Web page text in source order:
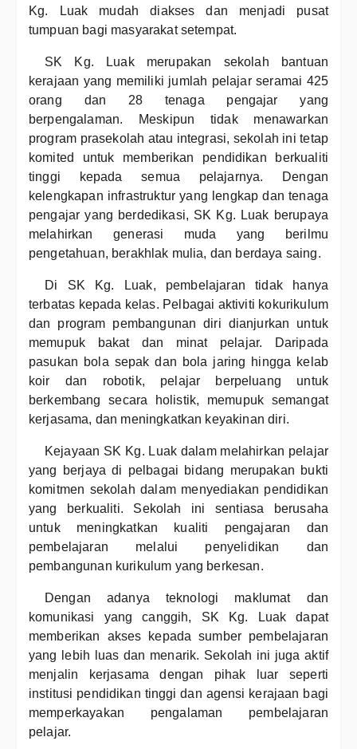
Kg. Luak mudah diakses dan menjadi pusat
tumpuan bagi masyarakat setempat.
SK Kg. Luak merupakan sekolah bantuan
kerajaan yang memiliki jumlah pelajar seramai 425
orang dan 28 tenaga pengajar yang
berpengalaman. Meskipun tidak menawarkan
program prasekolah atau integrasi, sekolah ini tetap
komited untuk memberikan pendidikan berkualiti
tinggi kepada semua pelajarnya. Dengan
kelengkapan infrastruktur yang lengkap dan tenaga
pengajar yang berdedikasi, SK Kg. Luak berupaya
melahirkan generasi muda yang berilmu
pengetahuan, berakhlak mulia, dan berdaya saing.
Di SK Kg. Luak, pembelajaran tidak hanya
terbatas kepada kelas. Pelbagai aktiviti kokurikulum
dan program pembangunan diri dianjurkan untuk
memupuk bakat dan minat pelajar. Daripada
pasukan bola sepak dan bola jaring hingga kelab
koir dan robotik, pelajar berpeluang untuk
berkembang secara holistik, memupuk semangat
kerjasama, dan meningkatkan keyakinan diri.
Kejayaan SK Kg. Luak dalam melahirkan pelajar
yang berjaya di pelbagai bidang merupakan bukti
komitmen sekolah dalam menyediakan pendidikan
yang berkualiti. Sekolah ini sentiasa berusaha
untuk meningkatkan kualiti pengajaran dan
pembelajaran melalui penyelidikan dan
pembangunan kurikulum yang berkesan.
Dengan adanya teknologi maklumat dan
komunikasi yang canggih, SK Kg. Luak dapat
memberikan akses kepada sumber pembelajaran
yang lebih luas dan menarik. Sekolah ini juga aktif
menjalin kerjasama dengan pihak luar seperti
institusi pendidikan tinggi dan agensi kerajaan bagi
memperkayakan pengalaman pembelajaran
pelajar.